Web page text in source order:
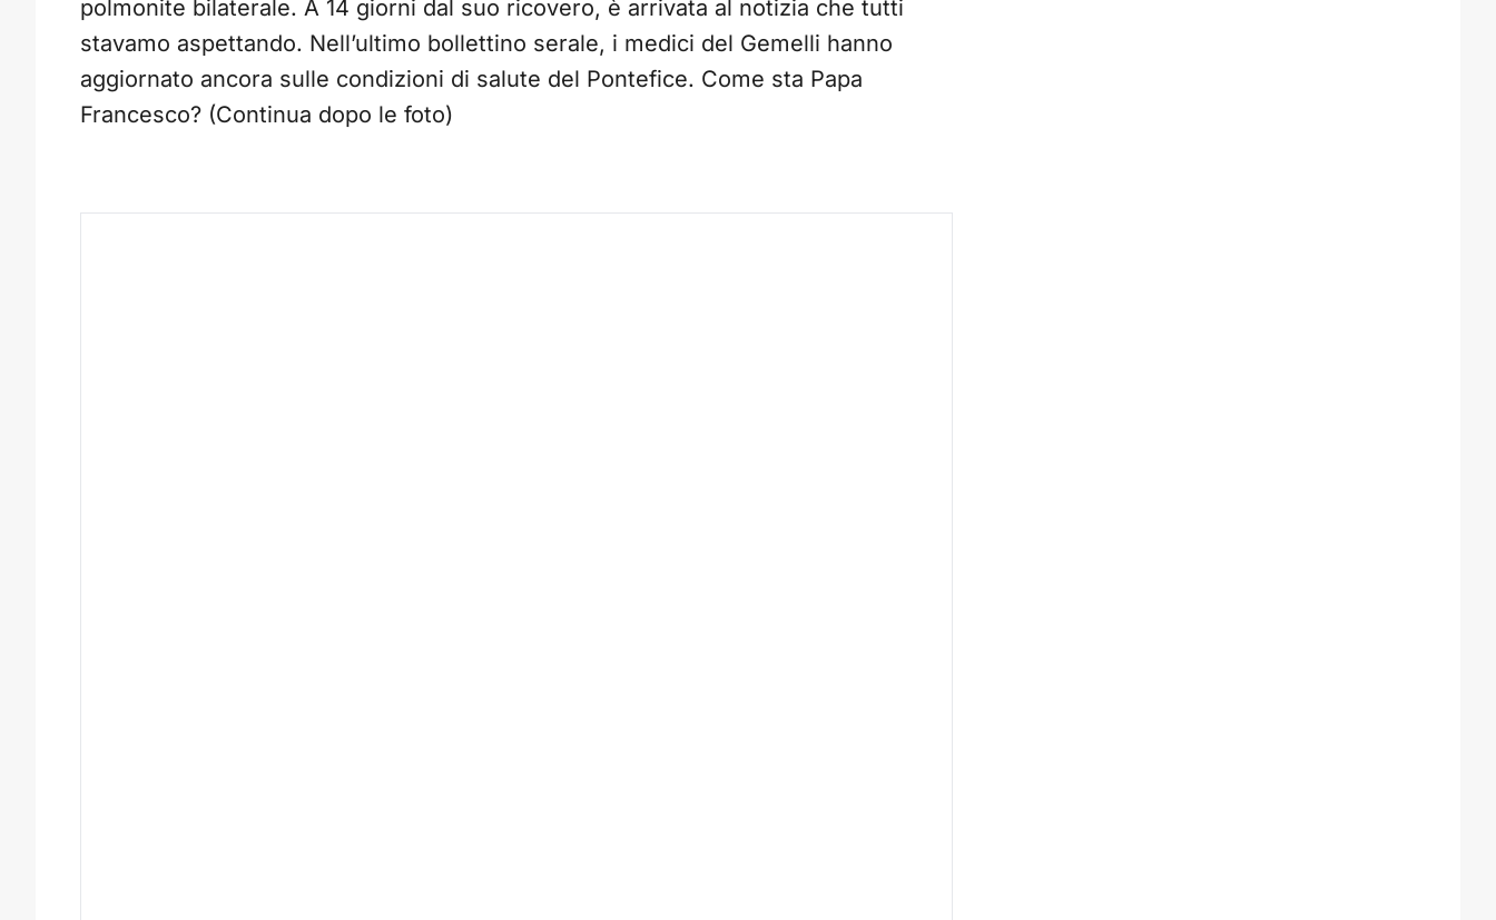
polmonite bilaterale. A 14 giorni dal suo ricovero, è arrivata al notizia che tutti
stavamo aspettando. Nell’ultimo bollettino serale, i medici del Gemelli hanno
aggiornato ancora sulle condizioni di salute del Pontefice. Come sta Papa
Francesco? (Continua dopo le foto)